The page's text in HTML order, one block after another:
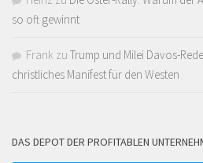
so oft gewinnt
Frank zu Trump und Milei Davos-
christliches Manifest für den Westen
DAS DEPOT DER PROFITABLEN